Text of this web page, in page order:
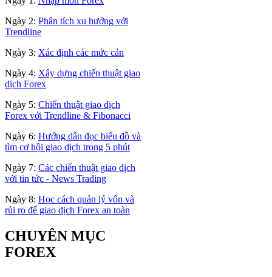
Ngày 2: Phân tích xu hướng với
Trendline
Ngày 3: Xác định các mức cản
Ngày 4: Xây dựng chiến thuật giao
dịch Forex
Ngày 5: Chiến thuật giao dịch
Forex với Trendline & Fibonacci
Ngày 6: Hướng dẫn đọc biểu đồ và
tìm cơ hội giao dịch trong 5 phút
Ngày 7: Các chiến thuật giao dịch
với tin tức - News Trading
Ngày 8: Học cách quản lý vốn và
rủi ro để giao dịch Forex an toàn
CHUYÊN MỤC
FOREX